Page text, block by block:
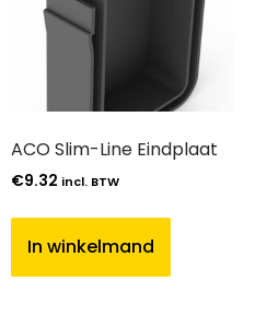
ACO Slim-Line Eindplaat
€9.32 incl. BTW
In winkelmand